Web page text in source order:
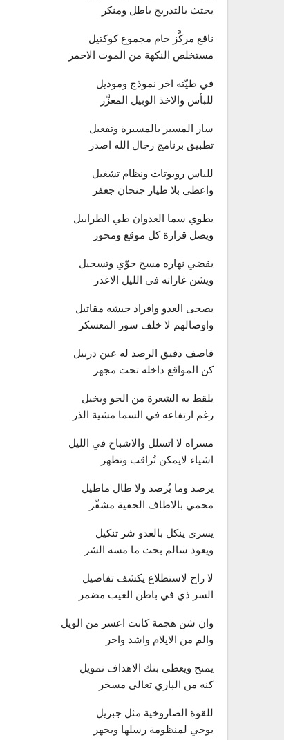
يجتث بالتدريج باطل ومنكر
ناقع مركَّز خام مجموع كوكتيل
مستخلص النكهة من الموت الاحمر
في طيّته اخر نموذج وموديل
للبأس والاخذ الوبيل المعزَّر
سار المسير بالمسيرة وتفعيل
تطبيق برنامج رجال الله اصدر
للباس روبوتات ونظام تشغيل
واعطي بلا طيار جنحان جعفر
يطوي سما العدوان طي الطرابيل
ويصل قرارة كل موقع ومحور
يقضي نهاره مسح جوّي وتسجيل
ويشن غاراته في الليل الاغدر
يصحى العدو وافراد جيشه مقاتيل
واوصالهم لا خلف سور المعسكر
قاصف دقيق الرصد له عين دربيل
كن المواقع داخله تحت مجهر
يلقط به الشعرة من الجو ويخيل
رغم ارتفاعه في السما مشية الذر
مسراه لا اتسلل والاشباح في الليل
اشياء لايمكن تُراقب وتظهر
يرصد وما يُرصد ولا طال ماطيل
محمي بالاطاف الخفية مشفّر
يسري ينكل بالعدو شر تنكيل
ويعود سالم بحت ما مسه الشر
لا راح لاستطلاع يكشف تفاصيل
السر ذي في باطن الغيب مضمر
وان شن هجمة كانت اعسر من الويل
والم من الايلام واشد واحر
يمنح ويعطي بنك الاهداف تمويل
كنه من الباري تعالى مسخر
للقوة الصاروخية مثل جبريل
يوحي لمنظومة رسلها ويجهر